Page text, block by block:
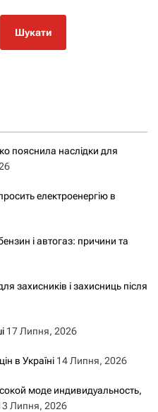
пояснила наслідки для
електроенергію в
і автогаз: причини та
захисників і захисниць після
17 Липня, 2026
в Україні 14 Липня, 2026
моде индивидуальность,
Липня, 2026